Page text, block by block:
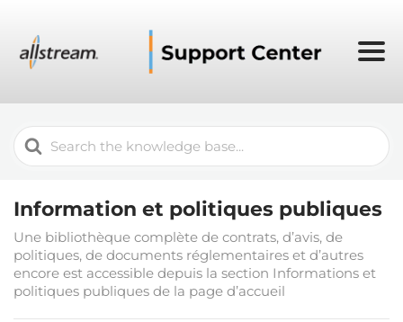
Search
For
Information et politiques publiques
Une bibliothèque complète de contrats, d’avis, de
politiques, de documents réglementaires et d’autres
encore est accessible depuis la section Informations et
politiques publiques de la page d’accueil